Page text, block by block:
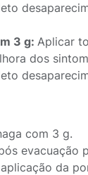
3 g: Aplicar
dos
com 3 g.
evacuação
da